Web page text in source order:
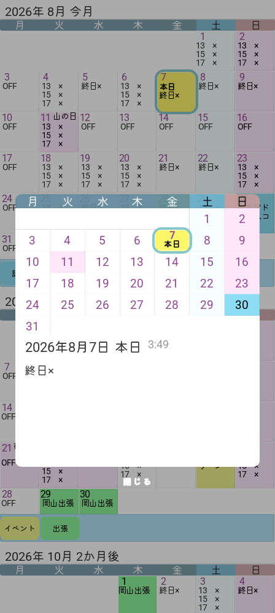
1
岡山出張
2
終日×
3
13 ×
15 ×
17 ×
4
終日×
2026年 10月 2か月後
月 火 水 木 金 土 日
15 ×
17 ×
15 ×
17 ×
15 ×
17 ×
7
OFF
8
終日×
14
OFF
21 敬老の
OFF
15 ×
17 ×
15 ×
17 ×
リーン
15 ×
17 ×
28
OFF
29
岡山出張
30
岡山出張
イベント 出張
2026年 9月 来月
日
1
13 ×
15 ×
17 ×
2
13 ×
15 ×
17 ×
3
OFF
4
13 ×
15 ×
17 ×
5
終日×
6
13 ×
15 ×
17 ×
7
本日
終日×
8
終日×
9
終日×
10
OFF
11 山の日
13 ×
15 ×
17 ×
12
OFF
13
OFF
14
OFF
15
OFF
16
OFF
17
OFF
18
13 ×
15 ×
17 ×
19
13 ×
15 ×
17 ×
20
13 ×
15 ×
17 ×
21
終日×
22
終日×
23
13 ×
15 ×
17 ×
24
OFF
13 ×
終日×
13 ×
28
終日×
29
13 ×
15 ×
17 ×
30
ACS アド
バンスコ
ース
31
OFF
講座
2026年 8月 今月
月 火 水 木 金 土 日
月 火 水 木 金 土
日
1
2
3
4 5 6 7
本日 8
9
10
11 12 13 14 15
16
17
18 19 20 21 22
23
24
25 26 27 28 29
30
31
2026年8月7日 本日 3:49
終日×
閉じる